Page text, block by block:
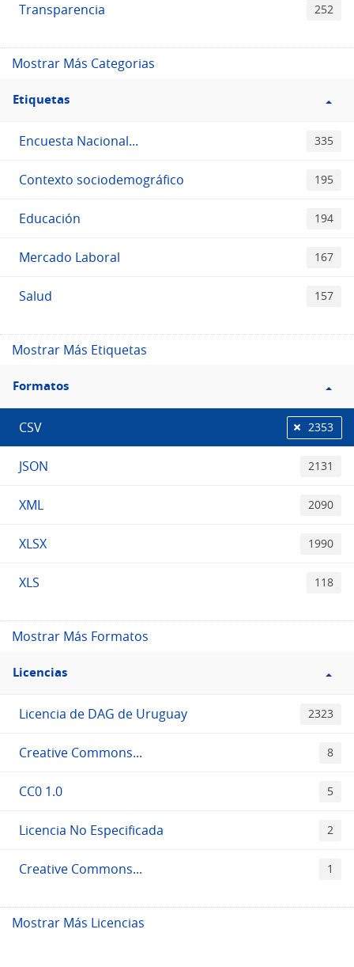
Transparencia 252
Mostrar Más Categorias
Filtro
Etiquetas
Etiquetas
Encuesta Nacional... 335
Contexto sociodemográfico 195
Educación 194
Mercado Laboral 167
Salud 157
Mostrar Más Etiquetas
Filtro
Formatos
Formatos
CSV 2353
JSON 2131
XML 2090
XLSX 1990
XLS 118
Mostrar Más Formatos
Filtro
Licencias
Licencias
Licencia de DAG de Uruguay 2323
Creative Commons... 8
CC0 1.0 5
Licencia No Especificada 2
Creative Commons... 1
Mostrar Más Licencias